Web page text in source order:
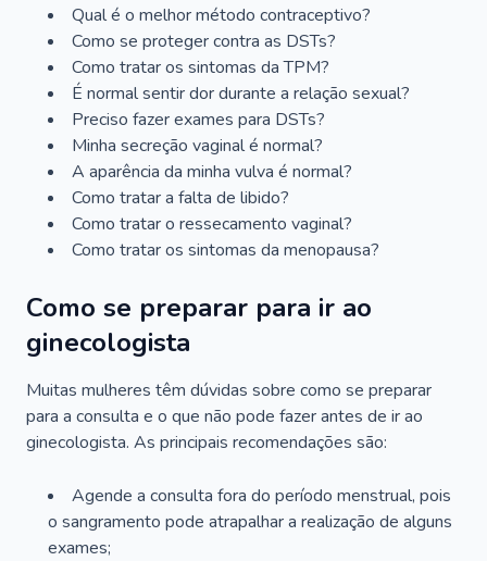
Qual é o melhor método contraceptivo?
Como se proteger contra as DSTs?
Como tratar os sintomas da TPM?
É normal sentir dor durante a relação sexual?
Preciso fazer exames para DSTs?
Minha secreção vaginal é normal?
A aparência da minha vulva é normal?
Como tratar a falta de libido?
Como tratar o ressecamento vaginal?
Como tratar os sintomas da menopausa?
Como se preparar para ir ao
ginecologista
Muitas mulheres têm dúvidas sobre como se preparar
para a consulta e o que não pode fazer antes de ir ao
ginecologista. As principais recomendações são:
Agende a consulta fora do período menstrual, pois
o sangramento pode atrapalhar a realização de alguns
exames;